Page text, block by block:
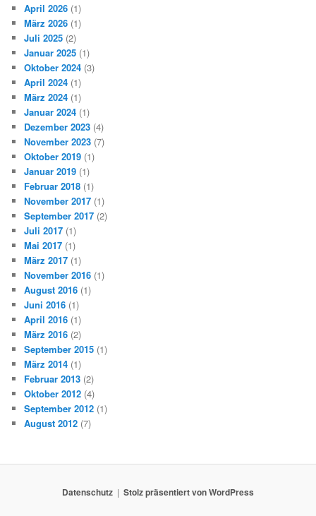
April 2026 (1)
März 2026 (1)
Juli 2025 (2)
Januar 2025 (1)
Oktober 2024 (3)
April 2024 (1)
März 2024 (1)
Januar 2024 (1)
Dezember 2023 (4)
November 2023 (7)
Oktober 2019 (1)
Januar 2019 (1)
Februar 2018 (1)
November 2017 (1)
September 2017 (2)
Juli 2017 (1)
Mai 2017 (1)
März 2017 (1)
November 2016 (1)
August 2016 (1)
Juni 2016 (1)
April 2016 (1)
März 2016 (2)
September 2015 (1)
März 2014 (1)
Februar 2013 (2)
Oktober 2012 (4)
September 2012 (1)
August 2012 (7)
Datenschutz Stolz präsentiert von WordPress